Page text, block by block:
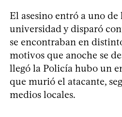
El asesino entró a uno
universidad y disparó
se encontraban en
motivos que anoche se
llegó la Policía hubo un
que murió el atacante,
medios locales.